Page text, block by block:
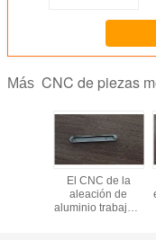
Más CNC de piezas
El CNC de la
aleación de
aluminio trabajó a